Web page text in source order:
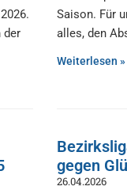
der
Saison. Für
alles, den
Weiterlesen »
gegen
26.04.2026